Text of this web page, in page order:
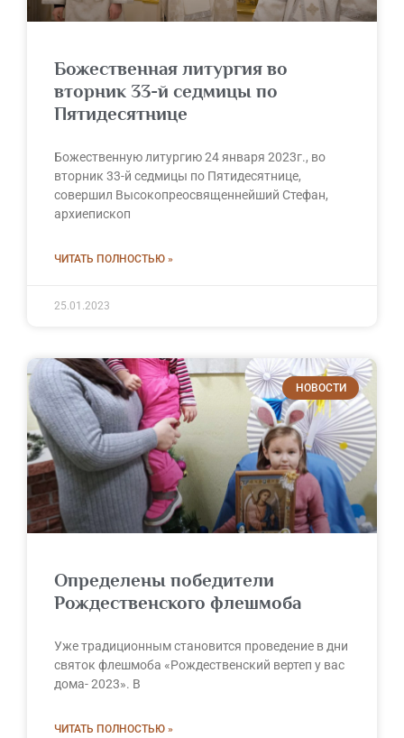
Божественная литургия во
вторник 33-й седмицы по
Пятидесятнице
Божественную литургию 24 января 2023г., во
вторник 33-й седмицы по Пятидесятнице,
совершил Высокопреосвященнейший Стефан,
архиепископ
ЧИТАТЬ ПОЛНОСТЬЮ »
25.01.2023
НОВОСТИ
Определены победители
Рождественского флешмоба
Уже традиционным становится проведение в дни
святок флешмоба «Рождественский вертеп у вас
дома- 2023». В
ЧИТАТЬ ПОЛНОСТЬЮ »